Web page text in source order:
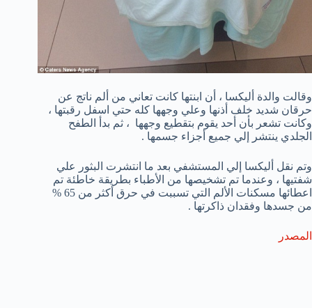
وقالت والدة أليكسا ، أن ابنتها كانت تعاني من ألم ناتج عن
حرقان شديد خلف أذنها وعلي وجهها كله حتي اسفل رقبتها ،
وكانت تشعر بأن أحد يقوم بتقطيع وجهها ، ثم بدأ الطفح
الجلدي ينتشر إلي جميع أجزاء جسمها .
وتم نقل أليكسا إلي المستشفي بعد ما انتشرت البثور علي
شفتيها ، وعندما تم تشخيصها من الأطباء بطريقة خاطئة تم
اعطائها مسكنات الألم التي تسببت في حرق أكثر من 65 %
من جسدها وفقدان ذاكرتها .
المصدر